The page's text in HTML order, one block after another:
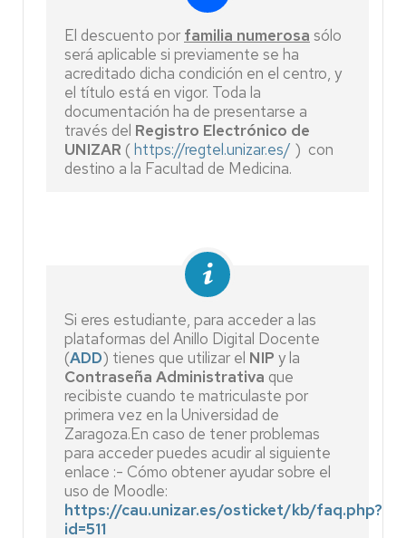
El descuento por familia numerosa sólo
será aplicable si previamente se ha
acreditado dicha condición en el centro, y
el título está en vigor. Toda la
documentación ha de presentarse a
través del Registro Electrónico de
UNIZAR ( https://regtel.unizar.es/ ) con
destino a la Facultad de Medicina.
Si eres estudiante, para acceder a las
plataformas del Anillo Digital Docente
(ADD) tienes que utilizar el NIP y la
Contraseña Administrativa que
recibiste cuando te matriculaste por
primera vez en la Universidad de
Zaragoza.En caso de tener problemas
para acceder puedes acudir al siguiente
enlace :- Cómo obtener ayudar sobre el
uso de Moodle:
https://cau.unizar.es/osticket/kb/faq.php?
id=511